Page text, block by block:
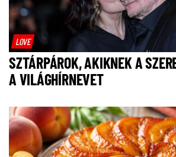
LOVE
SZTÁRPÁROK, AKIKNEK A
A VILÁGHÍRNEVET